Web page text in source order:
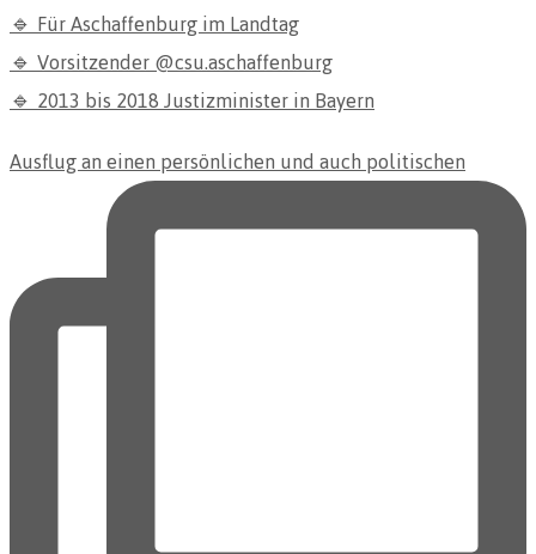
🔹 Für Aschaffenburg im Landtag
🔹 Vorsitzender @csu.aschaffenburg
🔹 2013 bis 2018 Justizminister in Bayern
Ausflug an einen persönlichen und auch politischen